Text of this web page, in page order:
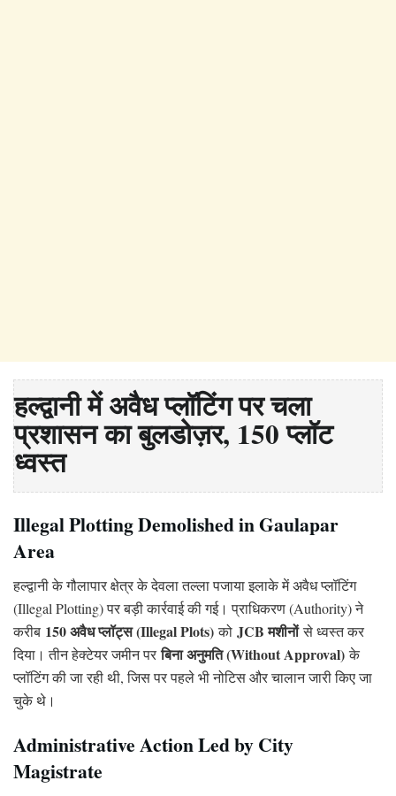
हल्द्वानी में अवैध प्लॉटिंग पर चला
प्रशासन का बुलडोज़र, 150 प्लॉट
ध्वस्त
Illegal Plotting Demolished in Gaulapar
Area
हल्द्वानी के गौलापार क्षेत्र के देवला तल्ला पजाया इलाके में अवैध प्लॉटिंग
(Illegal Plotting) पर बड़ी कार्रवाई की गई। प्राधिकरण (Authority) ने
करीब 150 अवैध प्लॉट्स (Illegal Plots)को JCB मशीनोंसे ध्वस्त कर
दिया। तीन हेक्टेयर जमीन परबिना अनुमति (Without Approval)के
प्लॉटिंग की जा रही थी, जिस पर पहले भी नोटिस और चालान जारी किए जा
चुके थे।
Administrative Action Led by City
Magistrate